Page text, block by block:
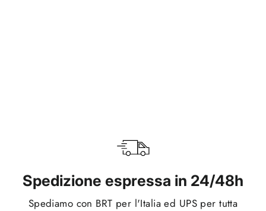
Spedizione espressa in 24/48h
Spediamo con BRT per l'Italia ed UPS per tutta